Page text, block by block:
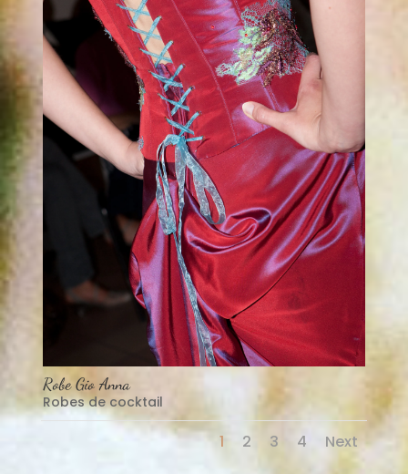
Robe Gio Anna
Robes de cocktail
1 2 3 4 Next